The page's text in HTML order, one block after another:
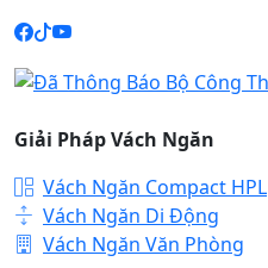
Giải Pháp Vách Ngăn
Vách Ngăn Compact HPL
Vách Ngăn Di Động
Vách Ngăn Văn Phòng